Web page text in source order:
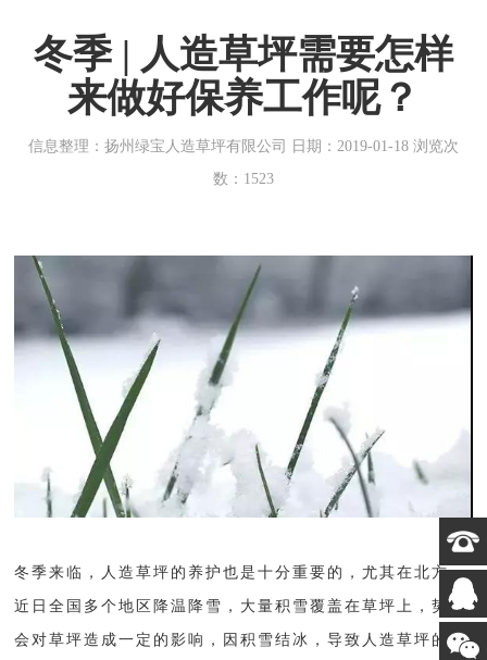
冬季 | 人造草坪需要怎样
来做好保养工作呢？
信息整理：扬州绿宝人造草坪有限公司 日期：2019-01-18 浏览次
数：1523
冬季来临，人造草坪的养护也是十分重要的，尤其在北方，
近日全国多个地区降温降雪，大量积雪覆盖在草坪上，势必
会对草坪造成一定的影响，因积雪结冰，导致人造草坪的草